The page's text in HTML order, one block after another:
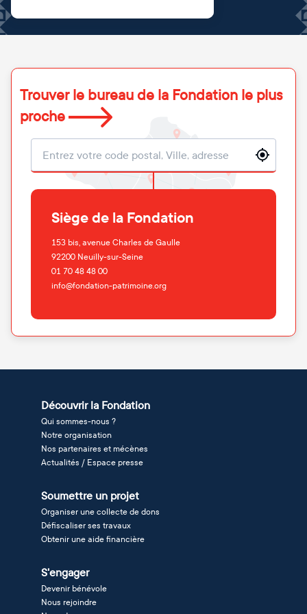
Trouver le bureau de la Fondation le plus
proche
Localisation
Siège de la Fondation
153 bis, avenue Charles de Gaulle
92200 Neuilly-sur-Seine
01 70 48 48 00
info@fondation-patrimoine.org
Découvrir la Fondation
Qui sommes-nous ?
Notre organisation
Nos partenaires et mécènes
Actualités / Espace presse
Soumettre un projet
Organiser une collecte de dons
Défiscaliser ses travaux
Obtenir une aide financière
S'engager
Devenir bénévole
Nous rejoindre